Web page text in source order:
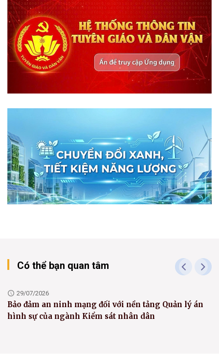
Có thể bạn quan tâm
29/07/2026
Bảo đảm an ninh mạng đối với nền tảng Quản lý án
hình sự của ngành Kiểm sát nhân dân